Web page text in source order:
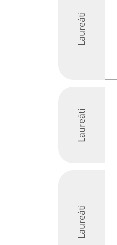
Laureáti
Laureáti
Laureáti